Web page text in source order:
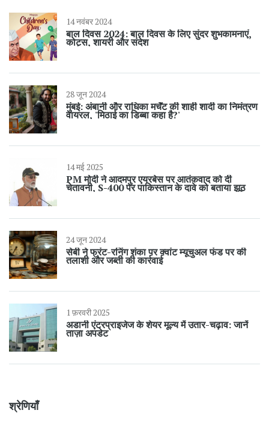
14 नवंबर 2024
बाल दिवस 2024: बाल दिवस के लिए सुंदर शुभकामनाएं,
कोट्स, शायरी और संदेश
28 जून 2024
मुंबई: अंबानी और राधिका मर्चेंट की शाही शादी का निमंत्रण
वायरल, 'मिठाई का डिब्बा कहा है?'
14 मई 2025
PM मोदी ने आदमपुर एयरबेस पर आतंकवाद को दी
चेतावनी, S-400 पर पाकिस्तान के दावे को बताया झूठ
24 जून 2024
सेबी ने फ्रंट-रनिंग शंका पर क्वांट म्यूचुअल फंड पर की
तलाशी और जब्ती की कार्रवाई
1 फ़रवरी 2025
अडानी एंटरप्राइजेज के शेयर मूल्य में उतार-चढ़ाव: जानें
ताज़ा अपडेट
श्रेणियाँ